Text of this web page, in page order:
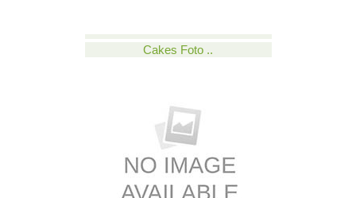
Cakes Foto ..